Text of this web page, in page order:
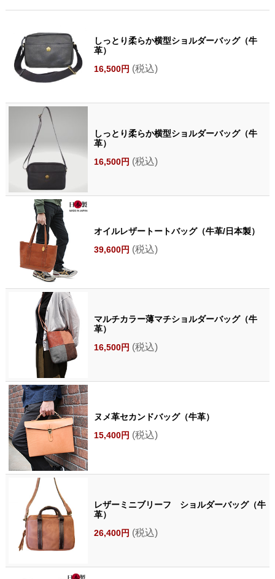
しっとり柔らか横型ショルダーバッグ（牛
革）
16,500円 (税込)
しっとり柔らか横型ショルダーバッグ（牛
革）
16,500円 (税込)
オイルレザートートバッグ（牛革/日本製）
39,600円 (税込)
マルチカラー薄マチショルダーバッグ（牛
革）
16,500円 (税込)
ヌメ革セカンドバッグ（牛革）
15,400円 (税込)
レザーミニブリーフ ショルダーバッグ（牛
革）
26,400円 (税込)